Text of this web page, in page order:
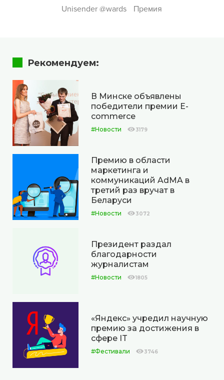
Unisender @wards Премия
Рекомендуем:
В Минске объявлены
победители премии E-
commerce
#Новости 3179
Премию в области
маркетинга и
коммуникаций AdMA в
третий раз вручат в
Беларуси
#Новости 3072
Президент раздал
благодарности
журналистам
#Новости 1805
«Яндекс» учредил научную
премию за достижения в
сфере IT
#Фестивали 3746